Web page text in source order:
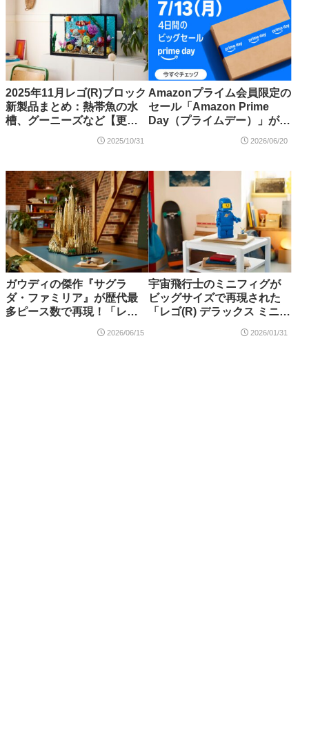
2025年11月レゴ(R)ブロック
新製品まとめ：熱帯魚の水
槽、グーニーズなど【更
2025/10/31
Amazonプライム会員限定の
セール「Amazon Prime
Day（プライムデー）」が
2026年7月10日～13日に開
催！先行セールは7月7日か
2026/06/20
ガウディの傑作『サグラ
ダ・ファミリア』が歴代最
多ピース数で再現！「レゴ
(R)アーキテクチャー サグラ
ダ・ファミリア（21065）」
2026/06/15
宇宙飛行士のミニフィグが
ビッグサイズで再現された
「レゴ(R) デラックス ミニフ
ィギュア＜宇宙飛行士 － ブ
ルー＞（40921）」が登場！
2026/01/31